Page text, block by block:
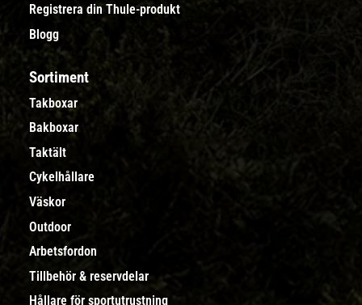
Registrera din Thule-produkt
Blogg
Sortiment
Takboxar
Bakboxar
Taktält
Cykelhållare
Väskor
Outdoor
Arbetsfordon
Tillbehör & reservdelar
Hållare för sportutrustning